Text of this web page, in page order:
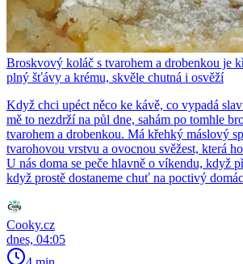
Broskvový koláč s tvarohem a drobenkou je
plný šťávy a krému, skvěle chutná i osvěží
Když chci upéct něco ke kávě, co vypadá
mě to nezdrží na půl dne, sahám po tomhle
tvarohem a drobenkou. Má křehký máslový
tvarohovou vrstvu a ovocnou svěžest, která
U nás doma se peče hlavně o víkendu, když
když prostě dostaneme chuť na poctivý
Cooky.cz
dnes, 04:05